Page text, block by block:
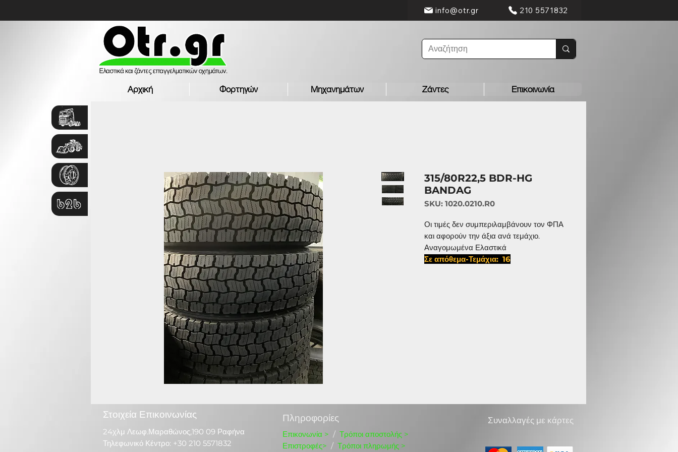
info@otr.gr 210 5571832
Αρχική Φορτηγών Μηχανημάτων Ζάντες Επικοινωνία
315/80R22,5 BDR-HG
BANDAG
SKU: 1020.0210.R0
Οι τιμές δεν συμπεριλαμβάνουν τον ΦΠΑ
και αφορούν την άξια ανά τεμάχιο.
Αναγομωμένα Ελαστικά
Σε απόθεμα-Τεμάχια: 16
Στοιχεία Επικοινωνίας
24χλμ Λεωφ.Μαραθώνος,190 09 Ραφήνα
Τηλεφωνικό Κέντρο: +30 210 5571832
Πληροφορίες
Επικονωνία > / Τρόποι αποστολής >
Επιστροφές> / Τρόποι πληρωμής >
Συναλλαγές με κάρτες